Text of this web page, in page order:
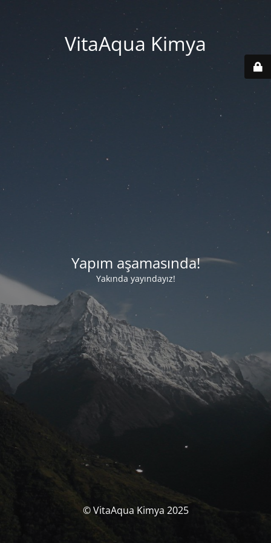
VitaAqua Kimya
Yapım aşamasında!
Yakında yayındayız!
© VitaAqua Kimya 2025